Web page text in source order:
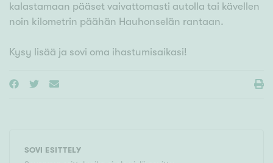
kalastamaan pääset vaivattomasti autolla tai kävellen
noin kilometrin päähän Hauhonselän rantaan.
Kysy lisää ja sovi oma ihastumisaikasi!
SOVI ESITTELY